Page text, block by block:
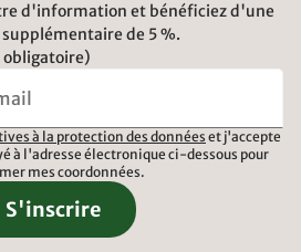
d'information et bénéficiez d'une
de 5 %.
à la protection des données et j'accepte
à l'adresse électronique ci-dessous pour
mes coordonnées.
S'inscrire